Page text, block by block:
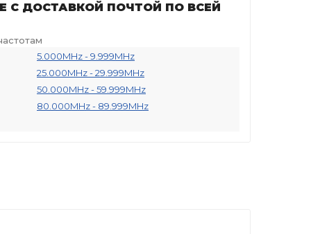
С ДОСТАВКОЙ ПОЧТОЙ ПО ВСЕЙ
5.000MHz - 9.999MHz
25.000MHz - 29.999MHz
50.000MHz - 59.999MHz
80.000MHz - 89.999MHz